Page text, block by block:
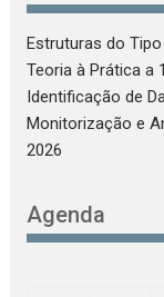
Estruturas do
Teoria à Prática a
Identificação de
Monitorização e
2026
Agenda